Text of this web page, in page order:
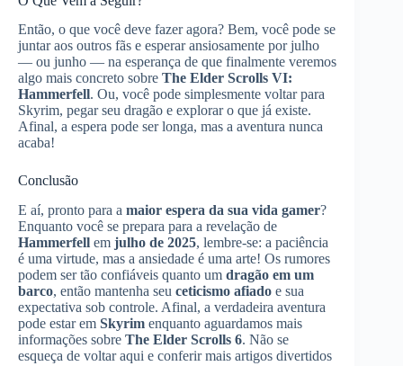
Então, o que você deve fazer agora? Bem, você pode se
juntar aos outros fãs e esperar ansiosamente por julho
— ou junho — na esperança de que finalmente veremos
algo mais concreto sobre The Elder Scrolls VI:
Hammerfell. Ou, você pode simplesmente voltar para
Skyrim, pegar seu dragão e explorar o que já existe.
Afinal, a espera pode ser longa, mas a aventura nunca
acaba!
Conclusão
E aí, pronto para a maior espera da sua vida gamer?
Enquanto você se prepara para a revelação de
Hammerfell em julho de 2025, lembre-se: a paciência
é uma virtude, mas a ansiedade é uma arte! Os rumores
podem ser tão confiáveis quanto um dragão em um
barco, então mantenha seu ceticismo afiado e sua
expectativa sob controle. Afinal, a verdadeira aventura
pode estar em Skyrim enquanto aguardamos mais
informações sobre The Elder Scrolls 6. Não se
esqueça de voltar aqui e conferir mais artigos divertidos